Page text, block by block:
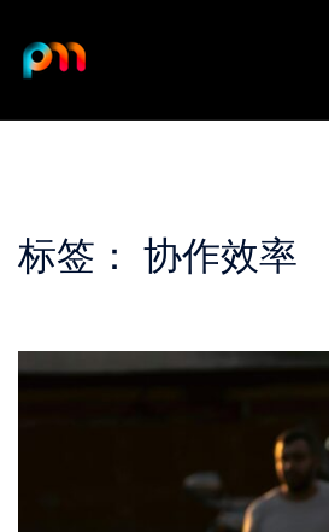
content
标签： 协作效率